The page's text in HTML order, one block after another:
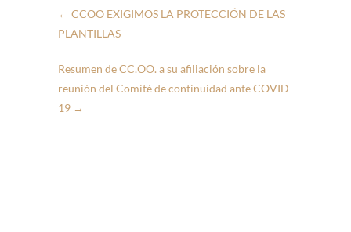
← CCOO EXIGIMOS LA PROTECCIÓN DE LAS
PLANTILLAS
Resumen de CC.OO. a su afiliación sobre la
reunión del Comité de continuidad ante COVID-
19 →